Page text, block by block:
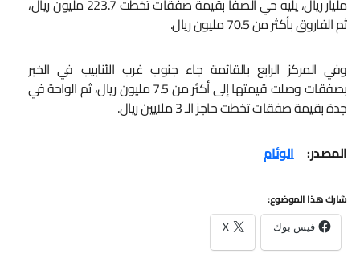
ثم الفاروق بأكثر من 70.5 مليون ريال.
وفي المركز الرابع بالقائمة جاء جنوب غرب الأنابيب في الخبر
بصفقات وصلت قيمتها إلى أكثر من 7.5 مليون ريال، ثم الواحة في
جدة بقيمة صفقات تخطت حاجز الـ 3 ملايين ريال.
المصدر: الوئام
شارك هذا الموضوع:
فيس بوك X